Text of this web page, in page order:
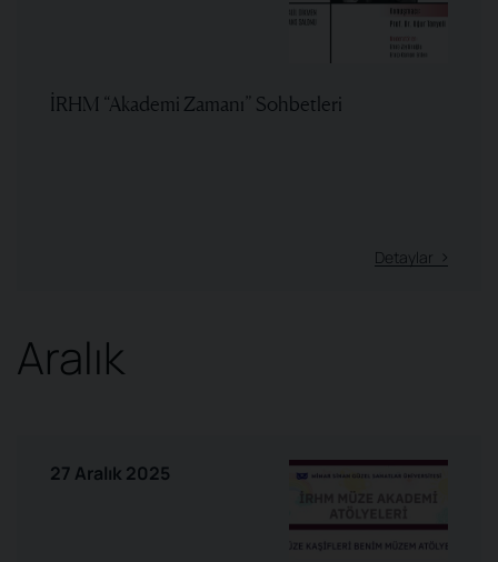
İRHM “Akademi Zamanı” Sohbetleri
Detaylar
Aralık
27 Aralık 2025